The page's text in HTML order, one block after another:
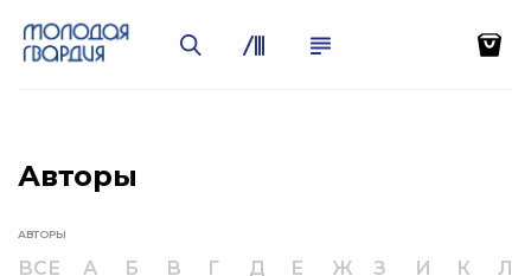
Авторы
АВТОРЫ
ВСЕ А Б В Г Д Е Ж З И К Л